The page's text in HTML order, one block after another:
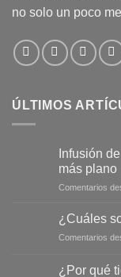
no solo un poco
ÚLTIMOS
Infusión
más plano
Comentarios
¿Cuáles
Comentarios
¿Por qué